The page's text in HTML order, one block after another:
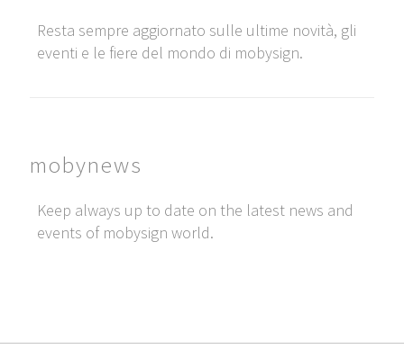
Resta sempre aggiornato sulle ultime novità, gli
eventi e le fiere del mondo di mobysign.
mobynews
Keep always up to date on the latest news and
events of mobysign world.